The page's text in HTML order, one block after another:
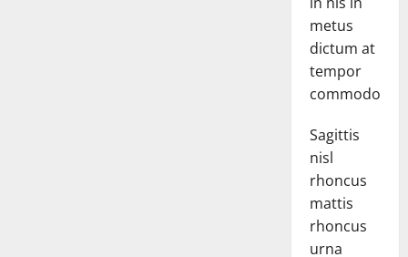
metus
dictum at
tempor
commodo.
Sagittis
nisl
rhoncus
mattis
rhoncus
urna